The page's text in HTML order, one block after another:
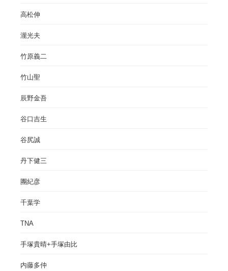
高松伸
瀧光夫
竹原義二
竹山聖
辰野金吾
谷口吉生
谷尻誠
丹下健三
團紀彦
千葉学
TNA
手塚貴晴+手塚由比
内藤多仲